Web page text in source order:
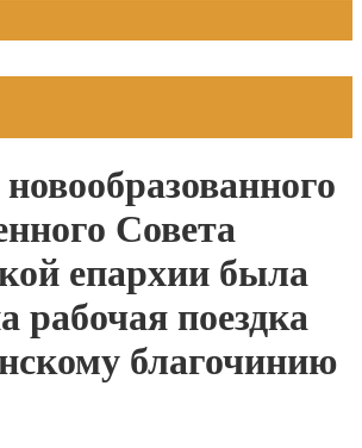
Совета
епархии была
рабочая поездка
благочинию